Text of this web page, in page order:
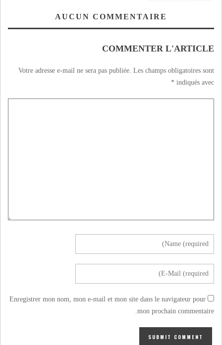
AUCUN COMMENTAIRE
COMMENTER L'ARTICLE
Votre adresse e-mail ne sera pas publiée. Les champs obligatoires sont
indiqués avec
*
Enregistrer mon nom, mon e-mail et mon site dans le navigateur pour
mon prochain commentaire.